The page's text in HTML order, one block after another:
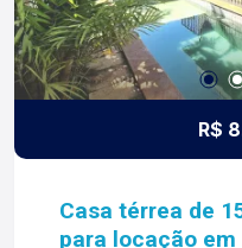
R$
Casa térrea de
para locação